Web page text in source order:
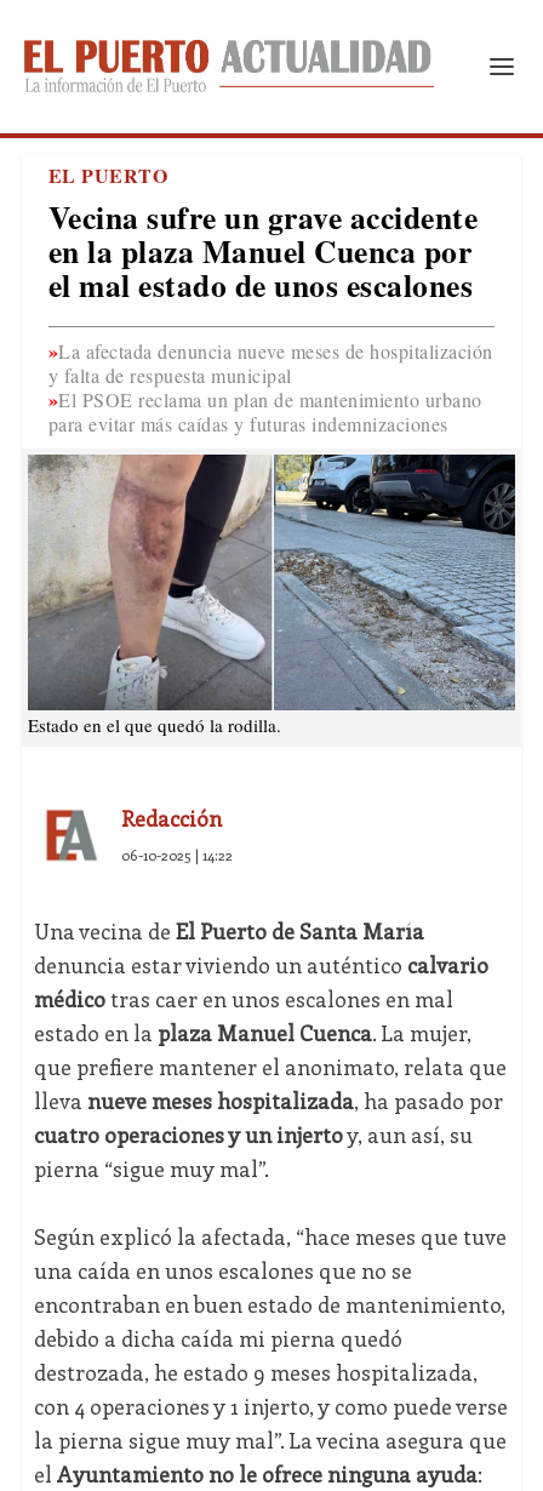
EL PUERTO
Vecina sufre un grave accidente
en la plaza Manuel Cuenca por
el mal estado de unos escalones
La afectada denuncia nueve meses de hospitalización
y falta de respuesta municipal
El PSOE reclama un plan de mantenimiento urbano
para evitar más caídas y futuras indemnizaciones
Estado en el que quedó la rodilla.
Redacción
06-10-2025 | 14:22
Una vecina de El Puerto de Santa María
denuncia estar viviendo un auténtico calvario
médicotras caer en unos escalones en mal
estado en la plaza Manuel Cuenca. La mujer,
que prefiere mantener el anonimato, relata que
lleva nueve meses hospitalizada, ha pasado por
cuatro operaciones y un injertoy, aun así, su
pierna “sigue muy mal”.
Según explicó la afectada, “hace meses que tuve
una caída en unos escalones que no se
encontraban en buen estado de mantenimiento,
debido a dicha caída mi pierna quedó
destrozada, he estado 9 meses hospitalizada,
con 4 operaciones y 1 injerto, y como puede verse
la pierna sigue muy mal”. La vecina asegura que
el Ayuntamiento no le ofrece ninguna ayuda: